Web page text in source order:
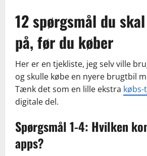
12 spørgsmål du
på, før du køber
Her er en tjekliste, jeg selv ville
og skulle købe en nyere brugtbil
Tænk det som en lille ekstra købs-
digitale del.
Spørgsmål 1-4: Hvilken
apps?